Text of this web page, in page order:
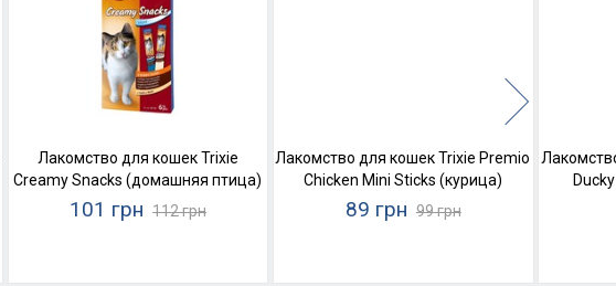
Лакомство для кошек Trixie
Creamy Snacks (домашняя птица)
101 грн 112 грн
Лакомство для кошек Trixie Premio
Chicken Mini Sticks (курица)
89 грн 99 грн